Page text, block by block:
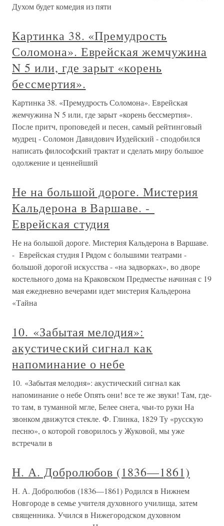
Духом будет комедия из пяти
Картинка 38. «Премудрость
Соломона». Еврейская жемчужина
N 5 или, где зарыт «корень
бессмертия».
Картинка 38. «Премудрость Соломона». Еврейская
жемчужина N 5 или, где зарыт «корень бессмертия».
После притч, проповедей и песен, самый рейтинговый
мудрец - Соломон Давидович Иудейский - сподобился
написать философский трактат и сделать миру большое
одолжение и ценнейший
Не на большой дороге. Мистерия
Кальдерона в Варшаве. -
Еврейская студия
Не на большой дороге. Мистерия Кальдерона в Варшаве.
- Еврейская студия I Рядом с большими театрами -
большой дорогой искусства - «на задворках», во дворе
костельного дома на Краковском Предместье начиная с 19
мая ежедневно вечерами идет мистерия Кальдерона
«Тайна
10. «Забытая мелодия»:
акустический сигнал как
напоминание о небе
10. «Забытая мелодия»: акустический сигнал как
напоминание о небе Опять они! все те же звуки! Там, где-
то там, в туманной мгле, Белее снега, чьи-то руки На
звонком движутся стекле. Ф. Глинка, 1829 Ту «русскую
песню», о которой говорилось у Жуковой, мы уже
встречали в
Н. А. Добролюбов (1836—1861)
Н. А. Добролюбов (1836—1861) Родился в Нижнем
Новгороде в семье учителя духовного училища, затем
священника. Учился в Нижегородском духовном